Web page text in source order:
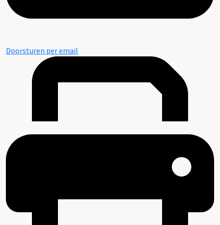
Doorsturen per email